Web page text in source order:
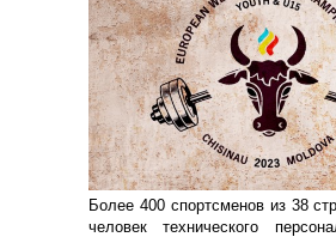
Более 400 спортсменов из 38
человек технического